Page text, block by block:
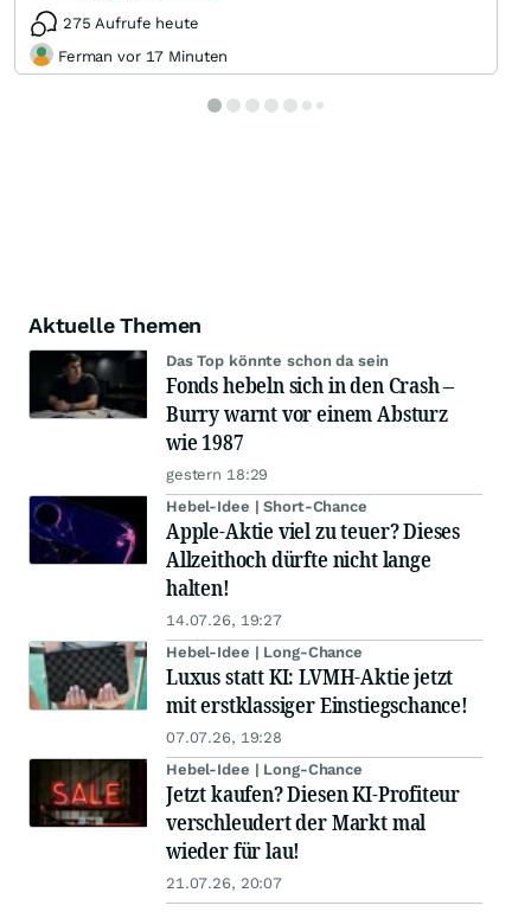
275 Aufrufe heute
Ferman vor 17 Minuten
Aktuelle Themen
Das Top könnte schon da sein
Fonds hebeln sich in den Crash –
Burry warnt vor einem Absturz
wie 1987
gestern 18:29
Hebel-Idee | Short-Chance
Apple-Aktie viel zu teuer? Dieses
Allzeithoch dürfte nicht lange
halten!
14.07.26, 19:27
Hebel-Idee | Long-Chance
Luxus statt KI: LVMH-Aktie jetzt
mit erstklassiger Einstiegschance!
07.07.26, 19:28
Hebel-Idee | Long-Chance
Jetzt kaufen? Diesen KI-Profiteur
verschleudert der Markt mal
wieder für lau!
21.07.26, 20:07